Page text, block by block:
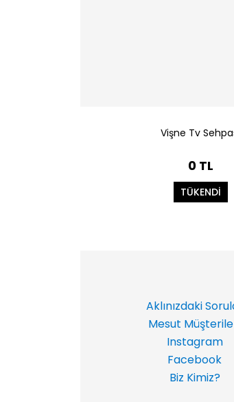
Vişne Tv
0 TL
TÜKENDİ
Aklınızdaki
Mesut
Instagram
Facebook
Biz Kimiz?